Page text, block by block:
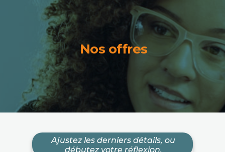
Nos offres
Ajustez les derniers détails, ou
débutez votre réflexion.